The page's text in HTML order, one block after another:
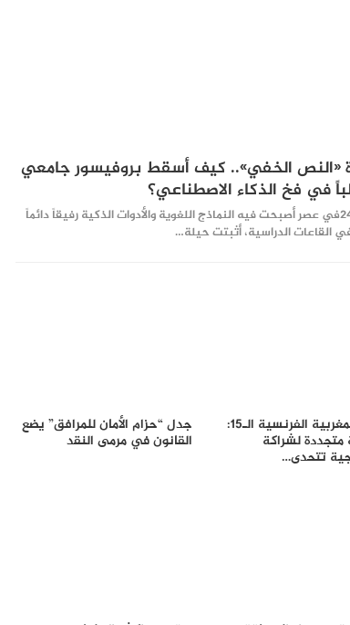
«النص الخفي».. كيف أسقط بروفيسور جامعي
#المحور24 ​في عصر أصبحت فيه النماذج اللغوية والأدوات الذكية رفيقاً دائماً
القاعات الدراسية، أثبتت حيلة…
القمة المغربية الفرنسية الـ15:
متجددة لشراكة
تتحدى…
جدل “حزام الأمان للمرافق” يضع
القانون في مرمى النقد